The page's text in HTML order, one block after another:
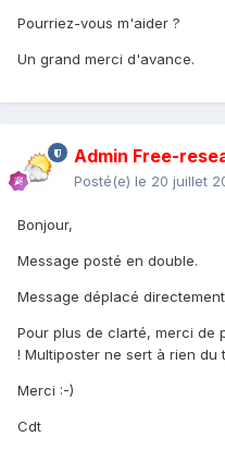
Pourriez-vous m'aider ?
Un grand merci d'avance.
Admin Free-
Posté(e) le 20 juillet
Bonjour,
Message posté en double.
Message déplacé
Pour plus de clarté, merci de
! Multiposter ne sert à rien du
Merci :-)
Cdt